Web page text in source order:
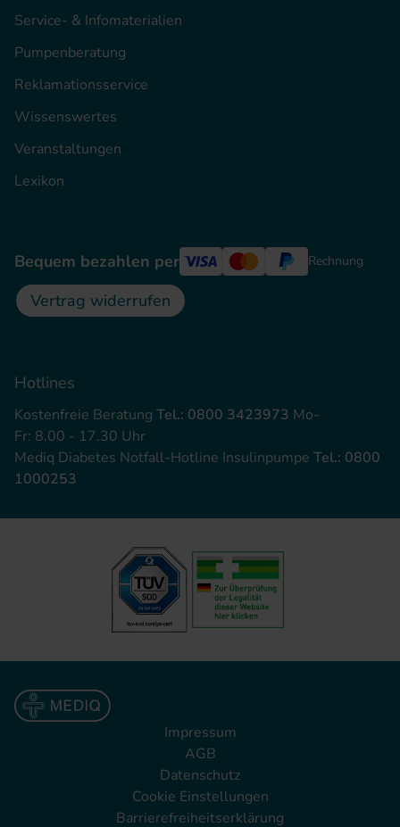
Service- & Infomaterialien
Pumpenberatung
Reklamationsservice
Wissenswertes
Veranstaltungen
Lexikon
Bequem bezahlen per Rechnung
Vertrag widerrufen
Hotlines
Kostenfreie Beratung Tel.: 0800 3423973 Mo-
Fr: 8.00 - 17.30 Uhr
Mediq Diabetes Notfall-Hotline Insulinpumpe Tel.: 0800
1000253
Impressum
AGB
Datenschutz
Cookie Einstellungen
Barrierefreiheitserklärung